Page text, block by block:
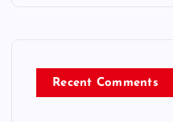
Recent Comments